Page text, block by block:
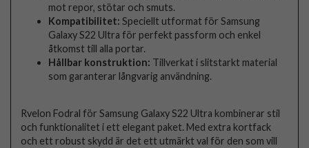
mot repor, stötar och smuts.
Kompatibilitet: Speciellt utformat för Samsung
Galaxy S22 Ultra för perfekt passform och enkel
åtkomst till alla portar.
Hållbar konstruktion: Tillverkat i slitstarkt material
som garanterar långvarig användning.
Rvelon Fodral för Samsung Galaxy S22 Ultra kombinerar stil
och funktionalitet i ett elegant paket. Med extra kortfack
och ett robust skydd är det ett utmärkt val för den som vill